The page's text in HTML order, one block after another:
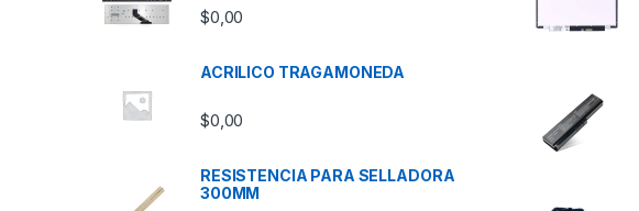
$0,00
ACRILICO TRAGAMONEDA
$0,00
RESISTENCIA PARA SELLADORA
300MM